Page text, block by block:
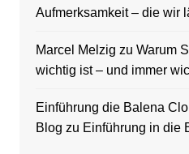
Aufmerksamkeit – die wir
Marcel Melzig zu Warum
wichtig ist – und immer
Einführung die Balena
Blog zu Einführung in die